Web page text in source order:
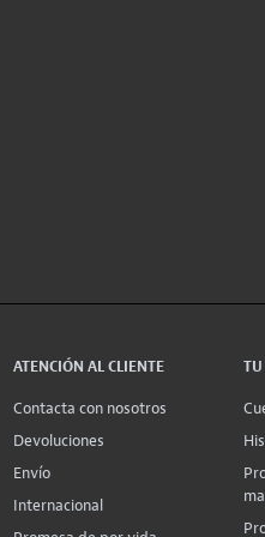
ATENCIÓN AL CLIENTE
Contacta con nosotros
Devoluciones
Envío
Internacional
TU